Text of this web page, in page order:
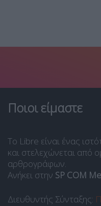
Ποιοι είμαστε
Το Libre είναι ένας
και στελεχώνεται από
αρθρογράφων.
Ανήκει στην SP COM
Διευθυντής Σύνταξης: